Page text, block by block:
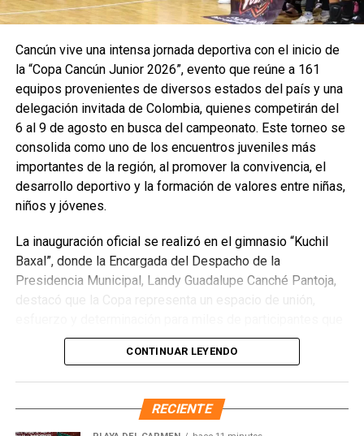
Recibe las noticias al instante
Únete al canal oficial de WhatsApp de
Quinto Poder
y recibe las noticias más
importantes de Quintana Roo directamente
en tu teléfono.
Unirme al canal de WhatsApp
Cancún vive una intensa jornada deportiva con el inicio de
la “Copa Cancún Junior 2026”, evento que reúne a 161
equipos provenientes de diversos estados del país y una
delegación invitada de Colombia, quienes competirán del
6 al 9 de agosto en busca del campeonato. Este torneo se
consolida como uno de los encuentros juveniles más
importantes de la región, al promover la convivencia, el
desarrollo deportivo y la formación de valores entre niñas,
niños y jóvenes.
La inauguración oficial se realizó en el gimnasio “Kuchil
Baxal”, donde la Encargada del Despacho de la
Presidencia Municipal, Landy Guadalupe Canché Pantoja,
destacó que la Copa representa un espacio de unión,
encuentran en el deporte una oportunidad de crecimiento
personal. Subrayó que la administración municipal impulsa
acciones que fortalecen el bienestar y las oportunidades
para la juventud, reconociendo el papel fundamental de
madres, padres, entrenadores y organizadores en la
CONTINUAR LEYENDO
RECIENTE